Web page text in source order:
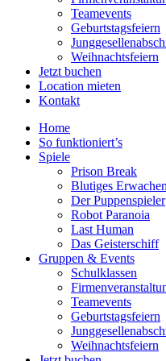
Teamevents
Geburtstagsfeiern
Weihnachtsfeiern
Jetzt buchen
Location mieten
Kontakt
Home
So funktioniert’s
Spiele
Prison Break
Blutiges
Der Puppenspieler
Robot Paranoia
Last Human
Das Geisterschiff
Gruppen & Events
Schulklassen
Teamevents
Geburtstagsfeiern
Weihnachtsfeiern